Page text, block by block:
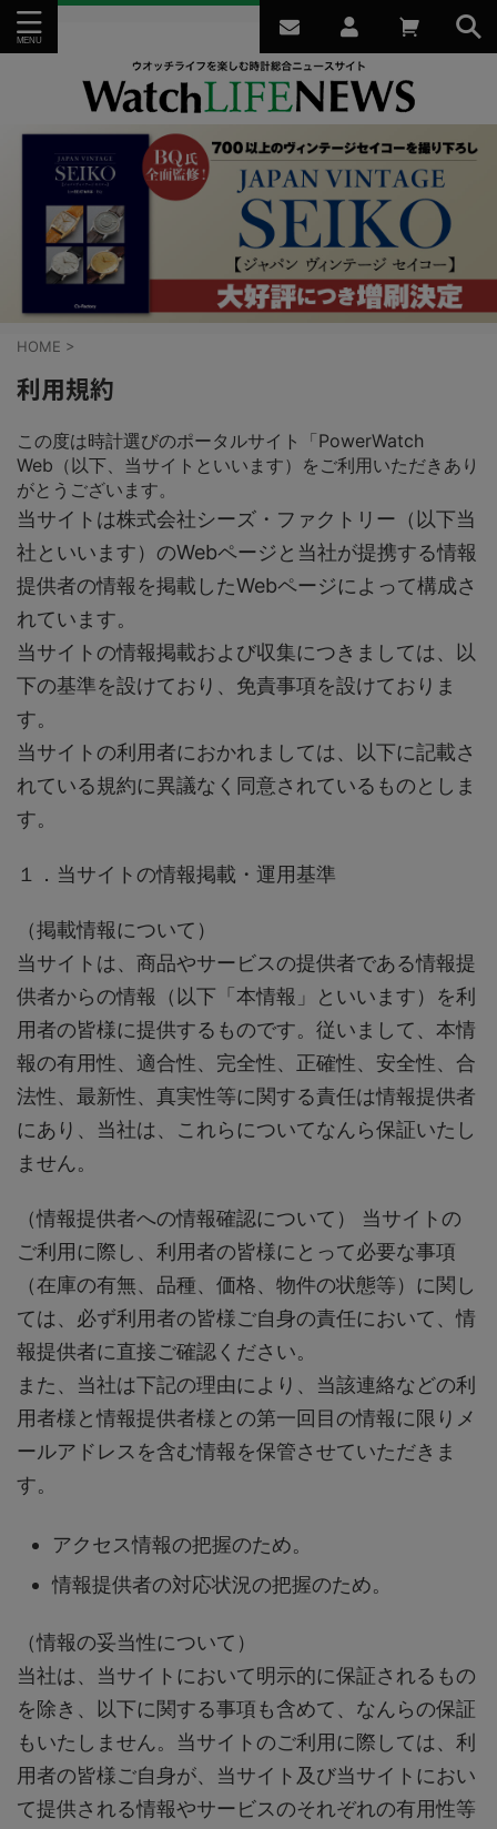
HOME >
利用規約
この度は時計選びのポータルサイト「PowerWatch
Web（以下、当サイトといいます）をご利用いただきあり
がとうございます。
当サイトは株式会社シーズ・ファクトリー（以下当
社といいます）のWebページと当社が提携する情報
提供者の情報を掲載したWebページによって構成さ
れています。
当サイトの情報掲載および収集につきましては、以
下の基準を設けており、免責事項を設けておりま
す。
当サイトの利用者におかれましては、以下に記載さ
れている規約に異議なく同意されているものとしま
す。
１．当サイトの情報掲載・運用基準
（掲載情報について）
当サイトは、商品やサービスの提供者である情報提
供者からの情報（以下「本情報」といいます）を利
用者の皆様に提供するものです。従いまして、本情
報の有用性、適合性、完全性、正確性、安全性、合
法性、最新性、真実性等に関する責任は情報提供者
にあり、当社は、これらについてなんら保証いたし
ません。
（情報提供者への情報確認について）
当サイトの
ご利用に際し、利用者の皆様にとって必要な事項
（在庫の有無、品種、価格、物件の状態等）に関し
ては、必ず利用者の皆様ご自身の責任において、情
報提供者に直接ご確認ください。
また、当社は下記の理由により、当該連絡などの利
用者様と情報提供者様との第一回目の情報に限りメ
ールアドレスを含む情報を保管させていただきま
す。
アクセス情報の把握のため。
情報提供者の対応状況の把握のため。
（情報の妥当性について）
当社は、当サイトにおいて明示的に保証されるもの
を除き、以下に関する事項も含めて、なんらの保証
もいたしません。当サイトのご利用に際しては、利
用者の皆様ご自身が、当サイト及び当サイトにおい
て提供される情報やサービスのそれぞれの有用性等